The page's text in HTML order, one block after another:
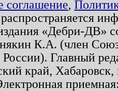
соглашение,
«Дебри-ДВ»
К.А. (член
России). Главный
край,